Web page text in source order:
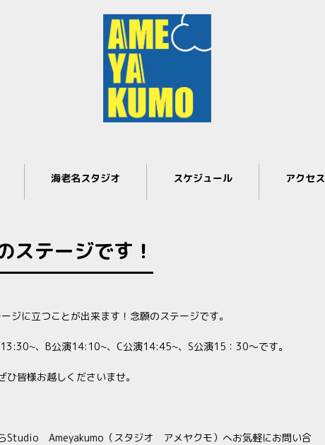
海老名スタジオ スケジュール アクセス
ステージです！
に立つことが出来ます！念願のステージです。
、B公演14:10~、C公演14:45~、S公演15：30～です。
皆様お越しくださいませ。
Studio Ameyakumo（スタジオ アメヤクモ）へお気軽にお問い合